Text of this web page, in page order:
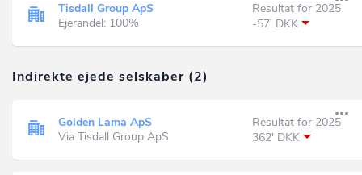
Tisdall Group ApS
Ejerandel: 100%
Resultat for 2025
-57' DKK
Indirekte ejede selskaber (2)
Golden Lama ApS
Via Tisdall Group ApS
Resultat for 2025
362' DKK